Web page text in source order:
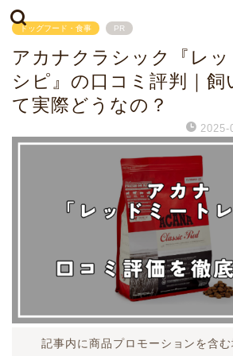
ドッグフード・食事 PR
アカナクラシック『レ
シピ』の口コミ評判｜飼
て実際どうなの？
2025-
記事内に商品プロモーションを含